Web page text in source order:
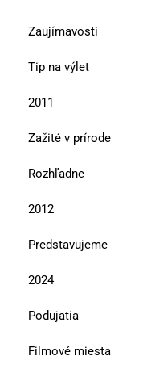
Zaujímavosti
Tip na výlet
2011
Zažité v prírode
Rozhľadne
2012
Predstavujeme
2024
Podujatia
Filmové miesta